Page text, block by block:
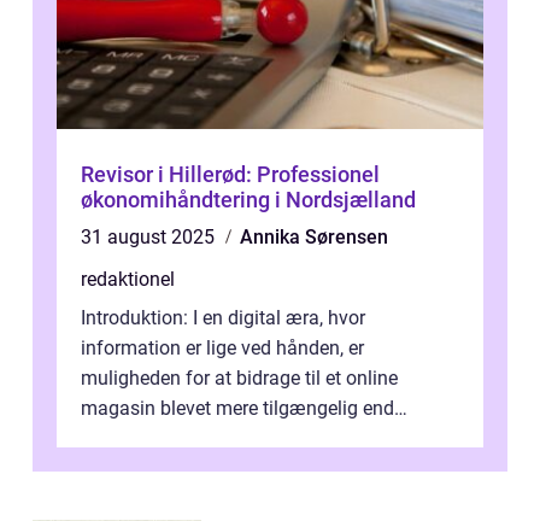
Revisor i Hillerød: Professionel
økonomihåndtering i Nordsjælland
31 august 2025
Annika Sørensen
redaktionel
Introduktion: I en digital æra, hvor
information er lige ved hånden, er
muligheden for at bidrage til et online
magasin blevet mere tilgængelig end
magas...